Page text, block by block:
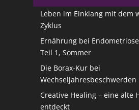
Leben im Einklang mit dem
Zyklus
Ernährung bei
Teil 1, Sommer
Die Borax-Kur bei
Wechseljahresbeschwerden
Creative Healing – eine alte
entdeckt